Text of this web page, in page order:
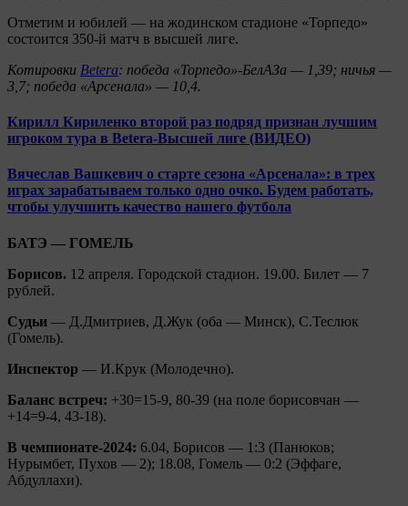
Отметим и юбилей — на жодинском стадионе «Торпедо»
состоится 350-й матч в высшей лиге.
Котировки Betera: победа «Торпедо»-БелАЗа — 1,39; ничья —
3,7; победа «Арсенала» — 10,4.
Кирилл Кириленко второй раз подряд признан лучшим
игроком тура в Betera-Высшей лиге (ВИДЕО)
Вячеслав Вашкевич о старте сезона «Арсенала»: в трех
играх зарабатываем только одно очко. Будем работать,
чтобы улучшить качество нашего футбола
БАТЭ — ГОМЕЛЬ
Борисов. 12 апреля. Городской стадион. 19.00. Билет — 7
рублей.
Судьи — Д.Дмитриев, Д.Жук (оба — Минск), С.Теслюк
(Гомель).
Инспектор — И.Крук (Молодечно).
Баланс встреч: +30=15-9, 80-39 (на поле борисовчан —
+14=9-4, 43-18).
В чемпионате-2024: 6.04, Борисов — 1:3 (Панюков;
Нурымбет, Пухов — 2); 18.08, Гомель — 0:2 (Эффаге,
Абдуллахи).